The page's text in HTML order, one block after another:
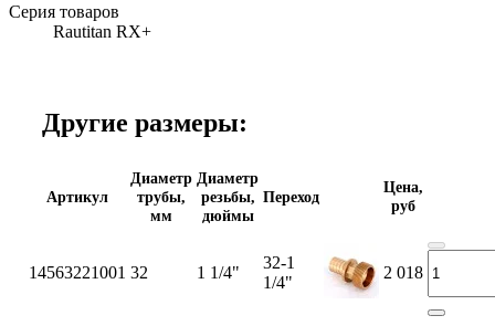
Серия товаров
Rautitan RX+
Другие размеры:
Артикул
Диаметр
трубы,
мм
Диаметр
резьбы,
дюймы
Переход
Цена,
руб
14563221001 32 1 1/4"
32-1
1/4"
2 018